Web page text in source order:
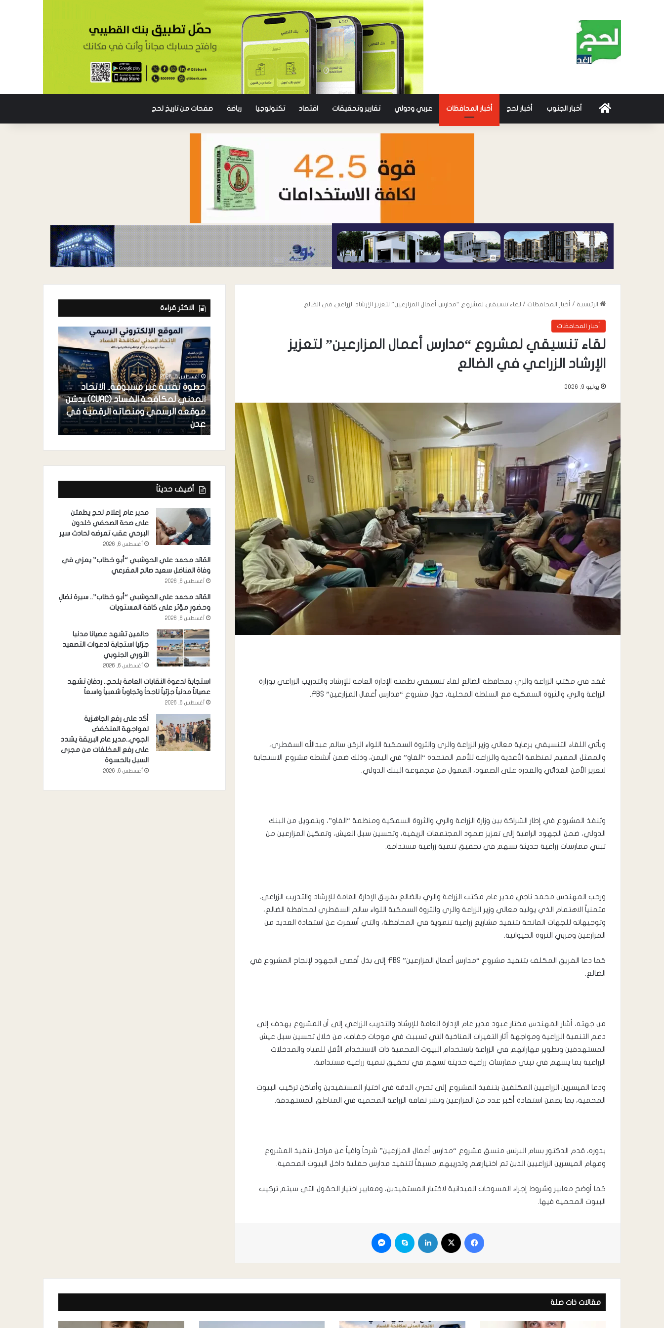
أخبار الجنوب أخبار لحج أخبار المحافظات عربي ودولي تقارير وتحقيقات اقتصاد تكنولوجيا رياضة صفحات من تاريخ لحج
الرئيسية / أخبار المحافظات / لقاء تنسيقي لمشروع “مدارس أعمال المزارعين” لتعزيز الإرشاد الزراعي في الضالع
أخبار المحافظات
لقاء تنسيقي لمشروع “مدارس أعمال المزارعين” لتعزيز
الإرشاد الزراعي في الضالع
يوليو 9, 2026
عُقد في مكتب الزراعة والري بمحافظة الضالع لقاء تنسيقي نظمته الإدارة العامة للإرشاد والتدريب الزراعي بوزارة
الزراعة والري والثروة السمكية مع السلطة المحلية، حول مشروع “مدارس أعمال المزارعين” FBS.
ويأتي اللقاء التنسيقي برعاية معالي وزير الزراعة والري والثروة السمكية اللواء الركن سالم عبدالله السقطري،
والممثل المقيم لمنظمة الأغذية والزراعة للأمم المتحدة “الفاو” في اليمن، وذلك ضمن أنشطة مشروع الاستجابة
لتعزيز الأمن الغذائي والقدرة على الصمود، الممول من مجموعة البنك الدولي.
ويُنفذ المشروع في إطار الشراكة بين وزارة الزراعة والري والثروة السمكية ومنظمة “الفاو”، وبتمويل من البنك
الدولي، ضمن الجهود الرامية إلى تعزيز صمود المجتمعات الريفية، وتحسين سبل العيش، وتمكين المزارعين من
تبني ممارسات زراعية حديثة تسهم في تحقيق تنمية زراعية مستدامة.
ورحب المهندس محمد ناجي مدير عام مكتب الزراعة والري بالضالع بفريق الإدارة العامة للإرشاد والتدريب الزراعي،
متمنياً الاهتمام الذي يوليه معالي وزير الزراعة والري والثروة السمكية اللواء سالم السقطري لمحافظة الضالع،
وتوجيهاته للجهات المانحة بتنفيذ مشاريع زراعية تنموية في المحافظة، والتي أسفرت عن استفادة العديد من
المزارعين ومربي الثروة الحيوانية.
كما دعا الفريق المكلف بتنفيذ مشروع “مدارس أعمال المزارعين” FBS إلى بذل أقصى الجهود لإنجاح المشروع في
الضالع.
من جهته، أشار المهندس مختار عبود مدير عام الإدارة العامة للإرشاد والتدريب الزراعي إلى أن المشروع يهدف إلى
دعم التنمية الزراعية ومواجهة آثار التغيرات المناخية التي تسببت في موجات جفاف، من خلال تحسين سبل عيش
المستهدفين وتطوير مهاراتهم في الزراعة باستخدام البيوت المحمية ذات الاستخدام الأقل للمياه والمدخلات
الزراعية بما يسهم في تبني ممارسات زراعية حديثة تسهم في تحقيق تنمية زراعية مستدامة.
ودعا الميسرين الزراعيين المكلفين بتنفيذ المشروع إلى تحري الدقة في اختيار المستفيدين وأماكن تركيب البيوت
المحمية، بما يضمن استفادة أكبر عدد من المزارعين ونشر ثقافة الزراعة المحمية في المناطق المستهدفة.
بدوره، قدم الدكتور بسام البرنس منسق مشروع “مدارس أعمال المزارعين” شرحاً وافياً عن مراحل تنفيذ المشروع
ومهام الميسرين الزراعيين الذين تم اختيارهم وتدريبهم مسبقاً لتنفيذ مدارس حقلية داخل البيوت المحمية.
كما أوضح معايير وشروط إجراء المسوحات الميدانية لاختيار المستفيدين، ومعايير اختيار الحقول التي سيتم تركيب
البيوت المحمية فيها.
الاكثر قراءة
خطاب” يعزي في وفاة المناضل سعيد
صالح المقرعي
نموذج إنساني في رعاية مرضى
الحروق والتجميل
أغسطس 6, 2026
خطوة تقنية غير مسبوقة.. الاتحاد
المدني لمكافحة الفساد (CUAC) يدشن
موقعه الرسمي ومنصاته الرقمية في
عدن
أضيف حديثاً
مدير عام إعلام لحج يطمئن
على صحة الصحفي خلدون
البرحي عقب تعرضه لحادث سير
أغسطس 6, 2026
القائد محمد علي الحوشبي “أبو خطاب” يعزي في
وفاة المناضل سعيد صالح المقرعي
أغسطس 6, 2026
القائد محمد علي الحوشبي “أبو خطاب”.. سيرة نضالٍ
وحضورٍ مؤثر على كافة المستويات
أغسطس 6, 2026
حالمين تشهد عصيانا مدنيا
جزئيا استجابة لدعوات التصعيد
الثوري الجنوبي
أغسطس 6, 2026
استجابة لدعوة النقابات العامة بلحج.. ردفان تشهد
عصياناً مدنياً جزئياً ناجحاً وتجاوباً شعبياً واسعاً
أغسطس 6, 2026
أكد على رفع الجاهزية
لمواجهة المنخفض
الجوي..مدير عام البريقة يشدد
على رفع المخلفات من مجرى
السيل بالحسوة
أغسطس 6, 2026
مقالات ذات صلة